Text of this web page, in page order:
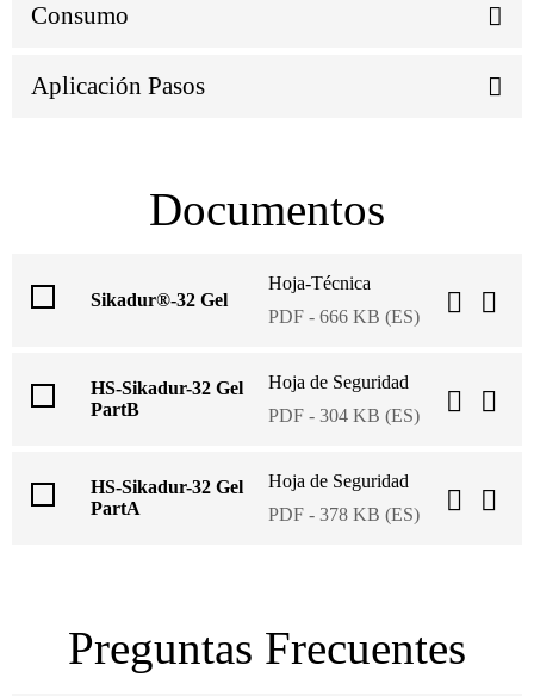
Consumo
Aplicación Pasos
Documentos
Sikadur®-32 Gel
Hoja-Técnica
PDF - 666 KB (ES)
HS-Sikadur-32 Gel
PartB
Hoja de Seguridad
PDF - 304 KB (ES)
HS-Sikadur-32 Gel
PartA
Hoja de Seguridad
PDF - 378 KB (ES)
Preguntas Frecuentes